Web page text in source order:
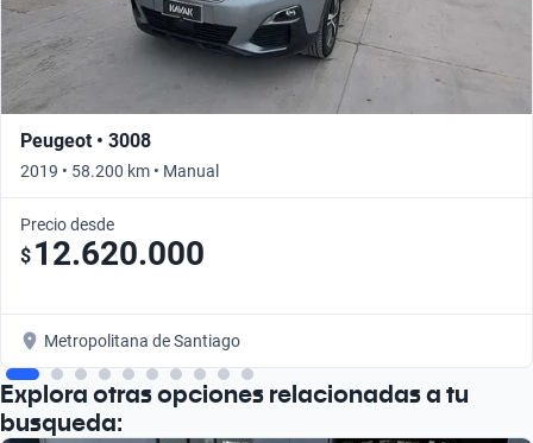
Peugeot • 3008
2019 • 58.200 km • Manual
Precio desde
$ 12.620.000
Metropolitana de Santiago
Explora otras opciones relacionadas a tu
busqueda: